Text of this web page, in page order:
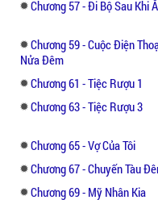
“Thực hiện hiệp
ông thản nhiên
cô gái đè xuống,
Buổi sáng hôm
bên hông từ trong
ra đọc, bỗng
giận nói: “Tô Dịch
Trên hiệp nghị
Chương 57 - Đi Bộ Sau Khi
Chương 59 - Cuộc Điện
Nửa Đêm
Chương 61 - Tiệc Rượu 1
Chương 63 - Tiệc Rượu 3
Chương 65 - Vợ Của Tôi
Chương 67 - Chuyến Tàu
Chương 69 - Mỹ Nhân Kia